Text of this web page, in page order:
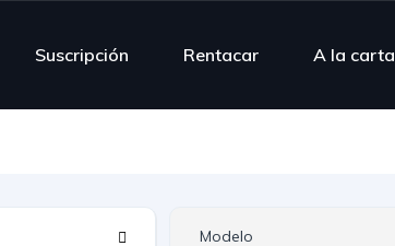
Suscripción Rentacar A la carta